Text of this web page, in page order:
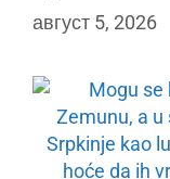
август 5, 2026